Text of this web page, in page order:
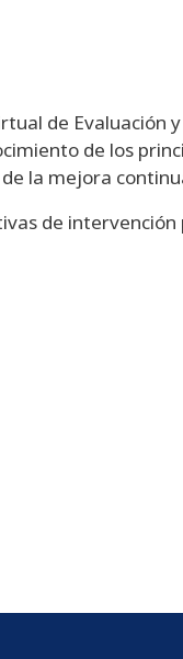
de Evaluación
de los
la mejora
de